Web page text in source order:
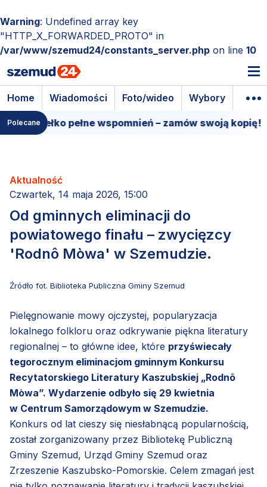
Warning: Undefined array key
"HTTP_X_FORWARDED_PROTO" in
/var/www/szemud24/constants_server.php on line 10
Home Wiadomości Foto/wideo Wybory
Polecane
pudełko pełne wspomnień – zamów swoją kopię!
Aktualność
Czwartek, 14 maja 2026, 15:00
Od gminnych eliminacji do
powiatowego finału – zwycięzcy
'Rodnô Mòwa' w Szemudzie.
Źródło fot. Biblioteka Publiczna Gminy Szemud
Pielęgnowanie mowy ojczystej, popularyzacja
lokalnego folkloru oraz odkrywanie piękna literatury
regionalnej – to główne idee, które przyświecały
tegorocznym eliminacjom gminnym Konkursu
Recytatorskiego Literatury Kaszubskiej „Rodnô
Mòwa”. Wydarzenie odbyło się 29 kwietnia
w Centrum Samorządowym w Szemudzie.
Konkurs od lat cieszy się niesłabnącą popularnością,
został zorganizowany przez Bibliotekę Publiczną
Gminy Szemud, Urząd Gminy Szemud oraz
Zrzeszenie Kaszubsko-Pomorskie. Celem zmagań jest